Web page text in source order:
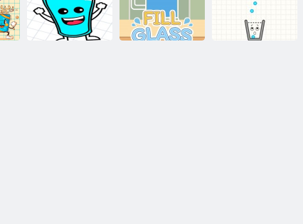
Mutlu Bardak
Mike ve Mutlu
Bardak
Su Akışı Mutlu
Bardak